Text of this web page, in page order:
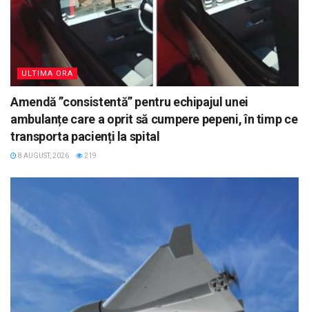
ULTIMA ORA
Amendă ”consistentă” pentru echipajul unei
ambulanțe care a oprit să cumpere pepeni, în timp ce
transporta pacienți la spital
8 AUGUST, 2026 219